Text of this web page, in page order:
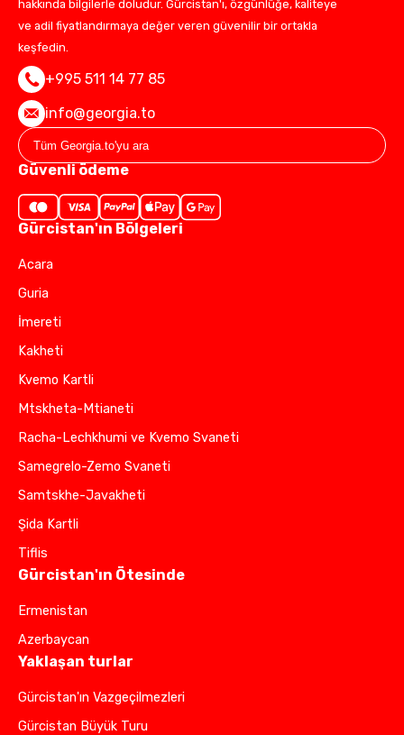
hakkında bilgilerle doludur. Gürcistan'ı, özgünlüğe, kaliteye
ve adil fiyatlandırmaya değer veren güvenilir bir ortakla
keşfedin.
+995 511 14 77 85
info@georgia.to
Güvenli ödeme
Gürcistan'ın Bölgeleri
Acara
Guria
İmereti
Kakheti
Kvemo Kartli
Mtskheta-Mtianeti
Racha-Lechkhumi ve Kvemo Svaneti
Samegrelo-Zemo Svaneti
Samtskhe-Javakheti
Şida Kartli
Tiflis
Gürcistan'ın Ötesinde
Ermenistan
Azerbaycan
Yaklaşan turlar
Gürcistan'ın Vazgeçilmezleri
Gürcistan Büyük Turu